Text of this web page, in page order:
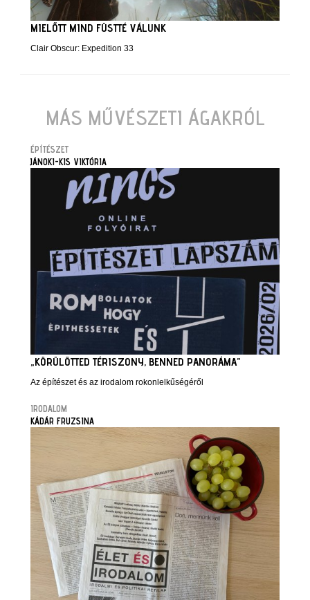
MIELŐTT MIND FÜSTTÉ VÁLUNK
Clair Obscur: Expedition 33
MÁS MŰVÉSZETI ÁGAKRÓL
ÉPÍTÉSZET
JÁNOKI-KIS VIKTÓRIA
„KÖRÜLÖTTED TÉRISZONY, BENNED PANORÁMA”
Az építészet és az irodalom rokonlelkűségéről
IRODALOM
KÁDÁR FRUZSINA